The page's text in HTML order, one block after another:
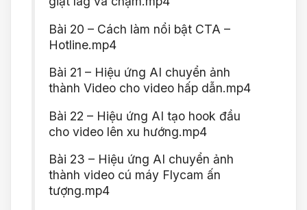
Bài 20 – Cách làm nổi bật CTA –
Hotline.mp4
Bài 21 – Hiệu ứng AI chuyển ảnh
thành Video cho video hấp dẫn.mp4
Bài 22 – Hiệu ứng AI tạo hook đầu
cho video lên xu hướng.mp4
Bài 23 – Hiệu ứng AI chuyển ảnh
thành video cú máy Flycam ấn
tượng.mp4